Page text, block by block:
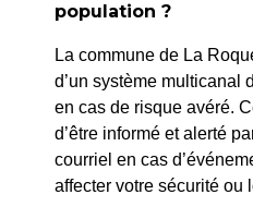
023/2024 :
025/2024 : KAKI –
population ?
La commune de La
d’un système multicanal
en cas de risque avéré.
d’être informé et alerté
courriel en cas
affecter votre sécurité ou